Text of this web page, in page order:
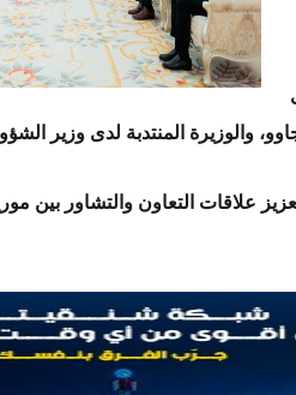
جاوو، والوزيرة المنتدبة لدى وزير
علاقات التعاون والتشاور بين